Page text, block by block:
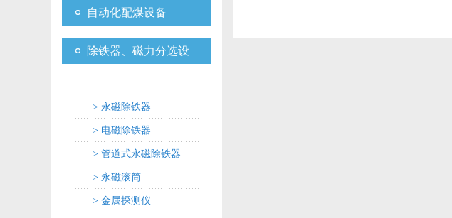
自动化配煤设备
除铁器、磁力分选设
> 永磁除铁器
> 电磁除铁器
> 管道式永磁除铁器
> 永磁滚筒
> 金属探测仪